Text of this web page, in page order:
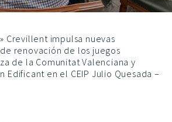
» Crevillent impulsa nuevas
renovación de los juegos
de la Comunitat Valenciana y
Edificant en el CEIP Julio Quesada –